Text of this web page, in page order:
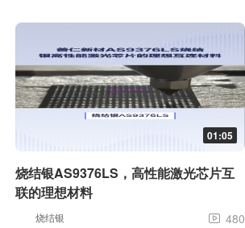
01:05
烧结银AS9376LS，高性能激光芯片互
联的理想材料
烧结银  480